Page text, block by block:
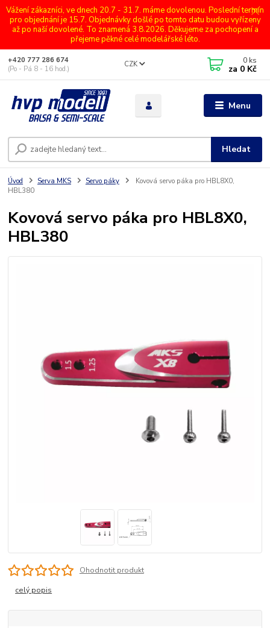
Vážení zákazníci, ve dnech 20.7 - 31.7. máme dovolenou. Poslední termín
pro objednání je 15.7. Objednávky došlé po tomto datu budou vyřízeny
až po naší dovolené. To znamená 3.8.2026. Děkujeme za pochopení a
přejeme pěkné celé modelářské léto.
Menu
CZK
Hledat
+420 777 286 674
(Po - Pá 8 - 16 hod.)
0 ks
za 0 Kč
Úvod Serva MKS Servo páky
Kovová servo páka pro HBL8X0,
HBL380
Kovová servo páka pro HBL8X0,
HBL380
Ohodnotit produkt
celý popis